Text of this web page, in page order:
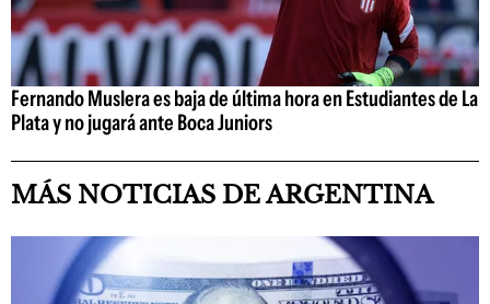
Fernando Muslera es baja de última hora en Estudiantes de La
Plata y no jugará ante Boca Juniors
MÁS NOTICIAS DE ARGENTINA